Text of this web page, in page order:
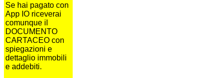
Se hai pagato con
App IO riceverai
comunque il
DOCUMENTO
CARTACEO con
spiegazioni e
dettaglio immobili
e addebiti.